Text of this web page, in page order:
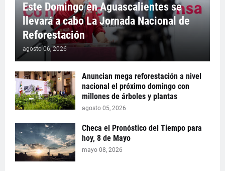
Este Domingo en Aguascalientes se
llevará a cabo La Jornada Nacional de
Reforestación
agosto 06, 2026
Anuncian mega reforestación a nivel
nacional el próximo domingo con
millones de árboles y plantas
agosto 05, 2026
Checa el Pronóstico del Tiempo para
hoy, 8 de Mayo
mayo 08, 2026